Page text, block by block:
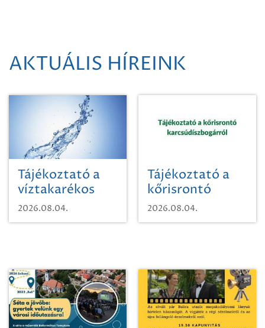
AKTUÁLIS HÍREINK
Tájékoztató a
víztakarékos
vízhasználatról
2026.08.04.
Tájékoztató a
kőrisrontó
karcsúdíszbogárról
2026.08.04.